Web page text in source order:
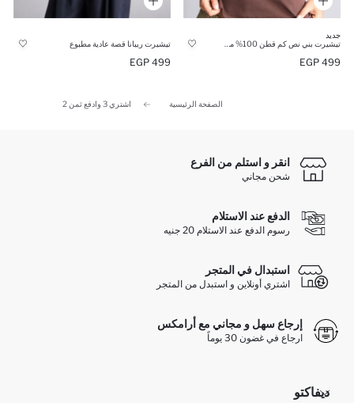
جديد
499 EGP
تيشيرت ريبانا قصة عادية مطبوع
499 EGP
الصفحة الرئيسية اشتري 3 وادفع ثمن 2
انقر و استلم من الفرع
شحن مجاني
الدفع عند الاستلام
رسوم الدفع عند الاستلام 20 جنيه
استبدال في المتجر
اشتري أونلاين و استبدل من المتجر
إرجاع سهل و مجاني مع أرامكس
ارجاع في غضون 30 يوماً
ديفاكتو